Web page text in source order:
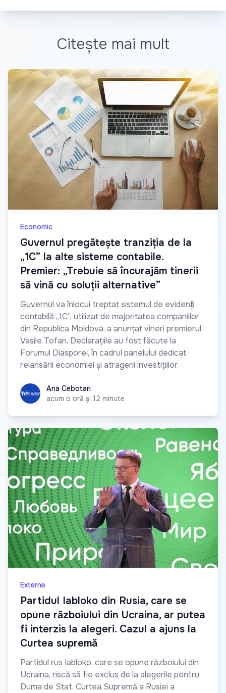
Citește mai mult
Economic
Guvernul pregătește tranziția de la
„1C” la alte sisteme contabile.
Premier: „Trebuie să încurajăm tinerii
să vină cu soluții alternative”
Guvernul va înlocui treptat sistemul de evidență
contabilă „1C”, utilizat de majoritatea companiilor
din Republica Moldova, a anunțat vineri premierul
Vasile Tofan. Declarațiile au fost făcute la
Forumul Diasporei, în cadrul panelului dedicat
relansării economiei și atragerii investițiilor.
Ana CebotariAna Cebotari
acum o oră și 12 minute
Externe
Partidul Iabloko din Rusia, care se
opune războiului din Ucraina, ar putea
fi interzis la alegeri. Cazul a ajuns la
Curtea supremă
Partidul rus Iabloko, care se opune războiului din
Ucraina, riscă să fie exclus de la alegerile pentru
Duma de Stat. Curtea Supremă a Rusiei a